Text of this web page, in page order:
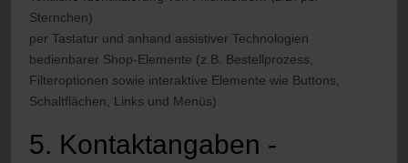
Sternchen)
per Tastatur und anhand assistiver Technologien
bedienbarer Shop-Elemente (z.B. Bestellprozess,
Filteroptionen sowie interaktive Elemente wie Buttons,
Schaltflächen, Links und Menüs)
5. Kontaktangaben -